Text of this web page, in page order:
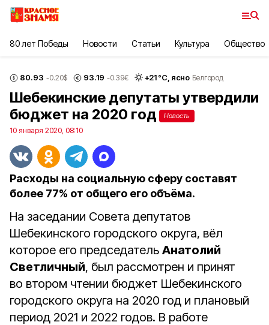
80 лет Победы Новости Статьи Культура Общество
80.93 -0.20$ 93.19 -0.39€ +21°С, ясно Белгород
Шебекинские депутаты утвердили
бюджет на 2020 год
Новость
10 января 2020, 08:10
Расходы на социальную сферу составят
более 77% от общего его объёма.
На заседании Совета депутатов
Шебекинского городского округа, вёл
которое его председатель Анатолий
Светличный, был рассмотрен и принят
во втором чтении бюджет Шебекинского
городского округа на 2020 год и плановый
период 2021 и 2022 годов. В работе